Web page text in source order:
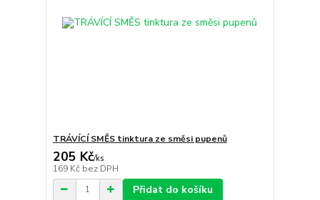
TRÁVÍCÍ SMĚS tinktura ze směsi pupenů
205 Kč/ks
169 Kč bez DPH
Přidat do košíku